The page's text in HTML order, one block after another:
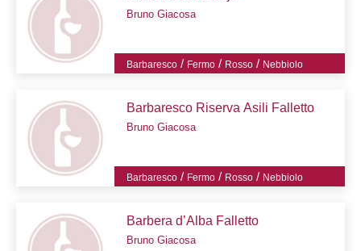
Bruno Giacosa
Barbaresco / Fermo / Rosso / Nebbiolo
Barbaresco Riserva Asili Falletto
Bruno Giacosa
Barbaresco / Fermo / Rosso / Nebbiolo
Barbera d’Alba Falletto
Bruno Giacosa